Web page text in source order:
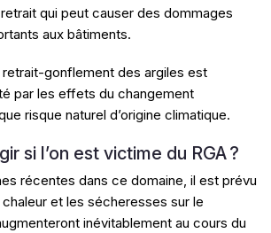
qui peut causer des dommages
aux bâtiments.
gonflement des argiles est
par les effets du changement
risque naturel d’origine climatique.
si l’on est victime du RGA ?
récentes dans ce domaine, il est prévu
et les sécheresses sur le
inévitablement au cours du